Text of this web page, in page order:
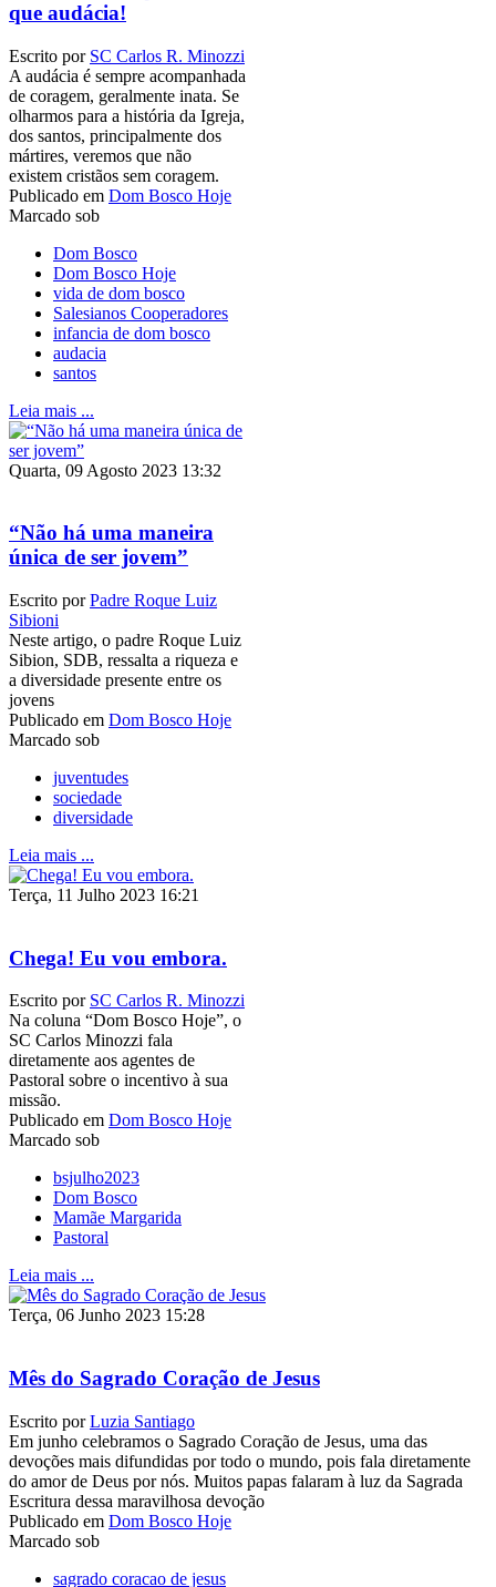
que audácia!
Escrito por SC Carlos R. Minozzi
A audácia é sempre acompanhada
de coragem, geralmente inata. Se
olharmos para a história da Igreja,
dos santos, principalmente dos
mártires, veremos que não
existem cristãos sem coragem.
Publicado em Dom Bosco Hoje
Marcado sob
Dom Bosco
Dom Bosco Hoje
vida de dom bosco
Salesianos Cooperadores
infancia de dom bosco
audacia
santos
Leia mais ...
Quarta, 09 Agosto 2023 13:32
“Não há uma maneira
única de ser jovem”
Escrito porPadre Roque Luiz
Sibioni
Neste artigo, o padre Roque Luiz
Sibion, SDB, ressalta a riqueza e
a diversidade presente entre os
jovens
Publicado em Dom Bosco Hoje
Marcado sob
juventudes
sociedade
diversidade
Leia mais ...
Terça, 11 Julho 2023 16:21
Chega! Eu vou embora.
Escrito por SC Carlos R. Minozzi
Na coluna “Dom Bosco Hoje”, o
SC Carlos Minozzi fala
diretamente aos agentes de
Pastoral sobre o incentivo à sua
missão.
Publicado em Dom Bosco Hoje
Marcado sob
bsjulho2023
Dom Bosco
Mamãe Margarida
Pastoral
Leia mais ...
Terça, 06 Junho 2023 15:28
Mês do Sagrado Coração de Jesus
Escrito porLuzia Santiago
Em junho celebramos o Sagrado Coração de Jesus, uma das
devoções mais difundidas por todo o mundo, pois fala diretamente
do amor de Deus por nós. Muitos papas falaram à luz da Sagrada
Escritura dessa maravilhosa devoção
Publicado em Dom Bosco Hoje
Marcado sob
sagrado coracao de jesus